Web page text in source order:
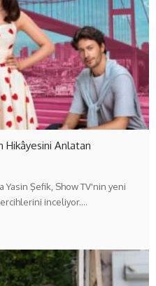
Hikâyesini Anlatan
Yasin Şefik, Show TV'nin yeni
inceliyor.…